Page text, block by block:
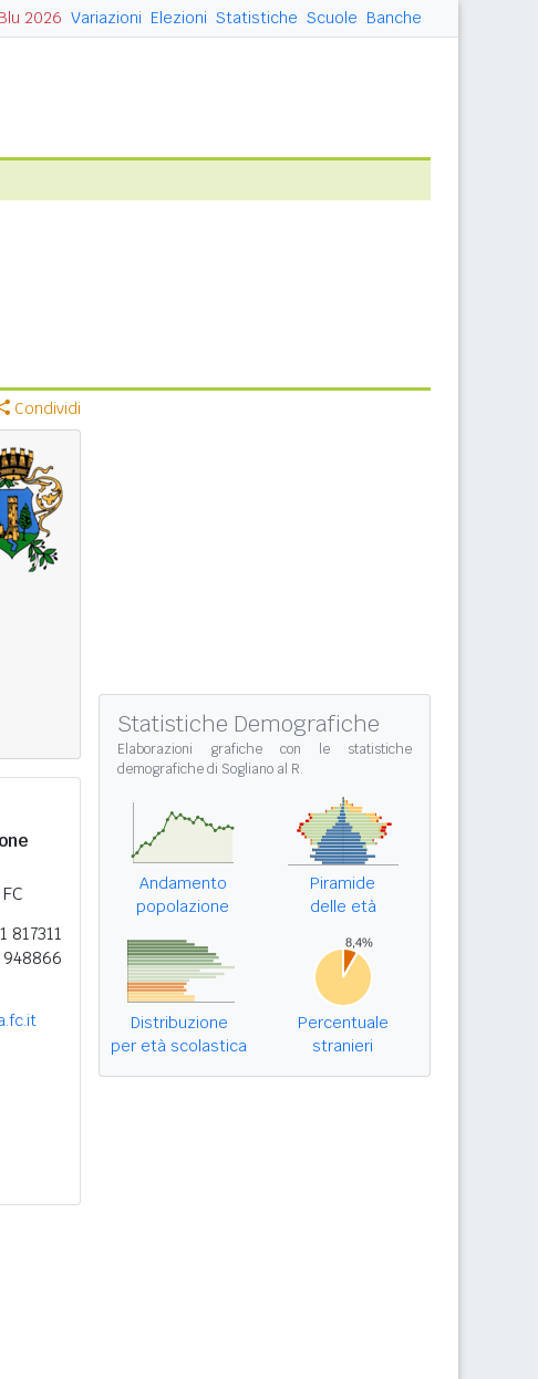
2026 Variazioni Elezioni Statistiche Scuole Banche
Condividi
817311
948866
Statistiche Demografiche
Elaborazioni grafiche con le statistiche
demografiche di Sogliano al R.
Andamento
popolazione
Piramide
delle età
Distribuzione
per età scolastica
Percentuale
stranieri